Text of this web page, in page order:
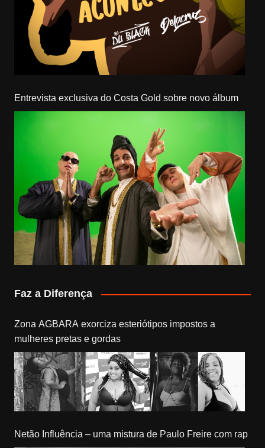
Entrevista exclusiva do Costa Gold sobre novo álbum
Faz a Diferença
Zona AGBARA exorciza esteriótipos impostos a
mulheres pretas e gordas
Netão Influência – uma mistura de Paulo Freire com rap